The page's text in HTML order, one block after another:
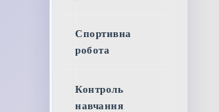
Спортивна
робота
Контроль
навчання